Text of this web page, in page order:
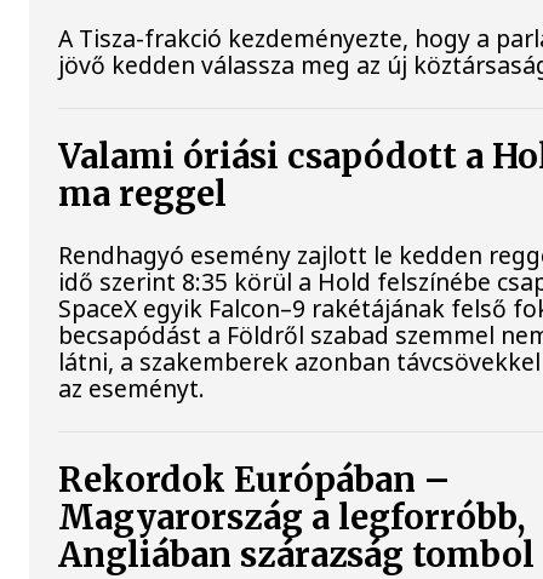
A Tisza-frakció kezdeményezte, hogy a
jövő kedden válassza meg az új
Valami óriási csapódott a
ma reggel
Rendhagyó esemény zajlott le kedden
idő szerint 8:35 körül a Hold felszínébe
SpaceX egyik Falcon–9 rakétájának felső
becsapódást a Földről szabad szemmel
látni, a szakemberek azonban
az eseményt.
Rekordok Európában –
Magyarország a legforróbb,
Angliában szárazság tombol